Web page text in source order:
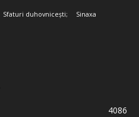
Sfaturi duhovnicești; Sinaxa
4086